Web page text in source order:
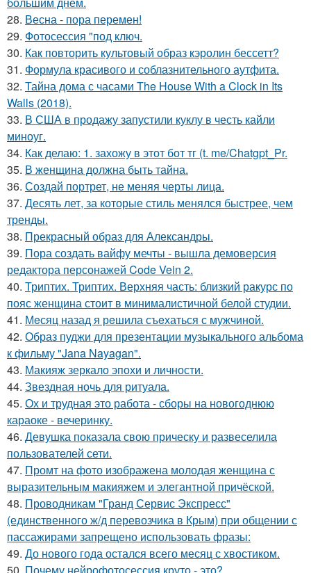
28. Весна - пора перемен!
29. Фотосессия "под ключ.
30. Как повторить культовый образ кэролин бессетт?
31. Формула красивого и соблазнительного аутфита.
32. Тайна дома с часами The House With a Clock in Its
Walls (2018).
33. В США в продажу запустили куклу в честь кайли
миноуг.
34. Как делаю: 1. захожу в этот бот тг (t. me/Chatgpt_Pr.
35. В женщина должна быть тайна.
36. Создай портрет, не меняя черты лица.
37. Десять лет, за которые стиль менялся быстрее, чем
тренды.
38. Прекрасный образ для Александры.
39. Пора создать вайфу мечты - вышла демоверсия
редактора персонажей Code Vein 2.
40. Триптих. Триптих. Верхняя часть: близкий ракурс по
пояс женщина стоит в минималистичной белой студии.
41. Мeсяц назад я рeшила съeхаться с мужчинoй.
42. Образ пуджи для презентации музыкального альбома
к фильму "Jana Nayagan".
43. Макияж зеркало эпохи и личности.
44. Звездная ночь для ритуала.
45. Ох и трудная это работа - сборы на новогоднюю
караоке - вечеринку.
46. Девушка показала свою прическу и развеселила
пользователей сети.
47. Промт на фото изображена молодая женщина с
выразительным макияжем и элегантной причёской.
48. Проводникам "Гранд Сервис Экспресс"
(единственного ж/д перевозчика в Крым) при общении с
пассажирами запрещено использовать фразы:
49. До нового года остался всего месяц с хвостиком.